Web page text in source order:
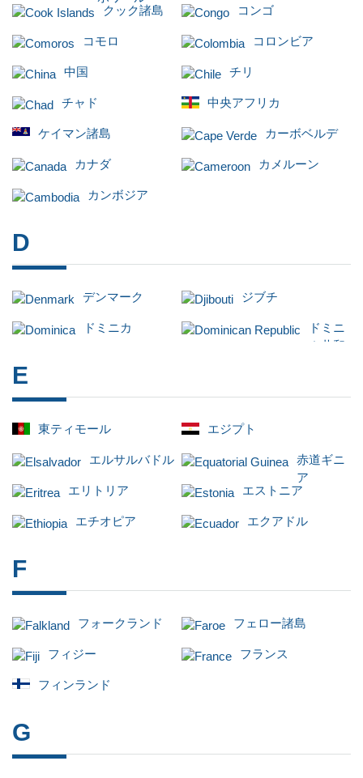
クック諸島
コンゴ
コモロ コロンビア
中国 チリ
チャド 中央アフリカ
ケイマン諸島 カーボベルデ
カナダ カメルーン
カンボジア
D
デンマーク ジブチ
ドミニカ
ドミニ
カ共和
E
東ティモール エジプト
エルサルバドル
赤道ギニ
ア
エリトリア
エストニア
エチオピア エクアドル
F
フォークランド フェロー諸島
フィジー フランス
フィンランド
G